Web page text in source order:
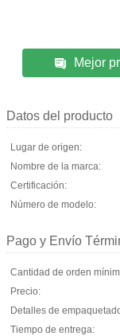
Mejor
Datos del producto
Lugar de origen:
Nombre de la marca:
Certificación:
Número de modelo:
Pago y Envío
Cantidad de orden
Precio:
Detalles de
Tiempo de entrega: